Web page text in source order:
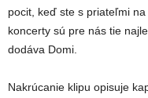
pocit, keď ste s priateľmi
koncerty sú pre nás tie
dodáva Domi.
Nakrúcanie klipu opisuje